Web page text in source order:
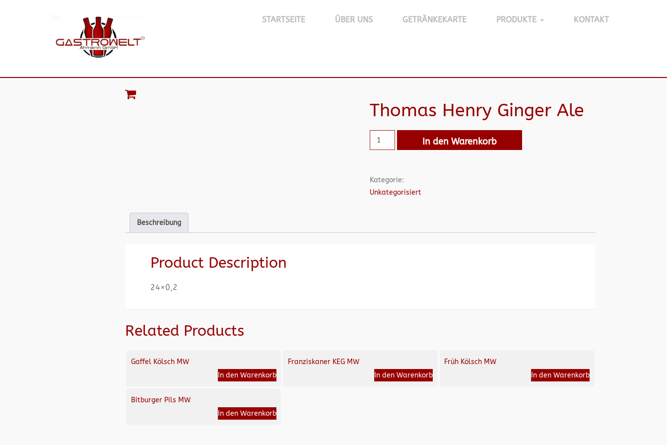
STARTSEITE ÜBER UNS GETRÄNKEKARTE PRODUKTE KONTAKT
Thomas Henry Ginger Ale
In den Warenkorb
Kategorie:
Unkategorisiert
Beschreibung
Product Description
24×0,2
Related Products
Gaffel Kölsch MW
In den Warenkorb
Franziskaner KEG MW
In den Warenkorb
Früh Kölsch MW
In den Warenkorb
Bitburger Pils MW
In den Warenkorb